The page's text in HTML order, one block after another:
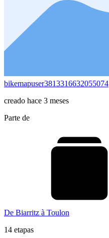
bikemapuser3813316632055074
creado hace 3 meses
Parte de
De Biarritz à Toulon
14 etapas